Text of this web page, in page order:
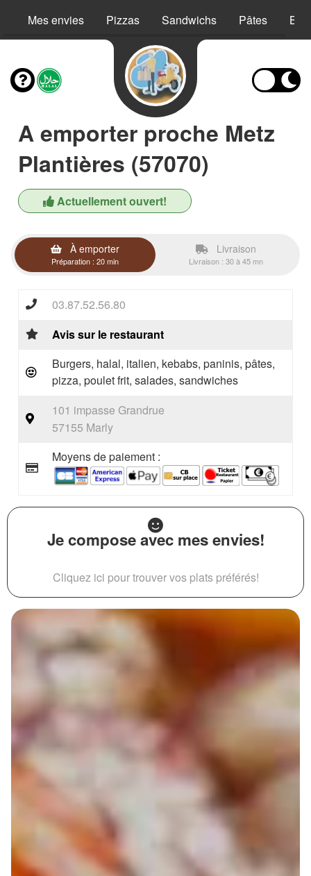
Mes envies Pizzas Sandwichs Pâtes
A emporter proche Metz
Plantières (57070)
Actuellement ouvert!
À emporter
Préparation : 20 min
Livraison
Livraison : 30 à 45 mn
03.87.52.56.80
Avis sur le restaurant
Burgers, halal, italien, kebabs, paninis, pâtes,
pizza, poulet frit, salades, sandwiches
101 impasse Grandrue
57155 Marly
Moyens de paiement :
Je compose avec mes envies!
Cliquez ici pour trouver vos plats préférés!